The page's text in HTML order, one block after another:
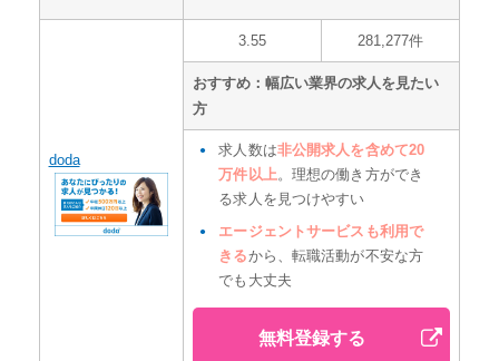
doda
3.55 281,277件
おすすめ：幅広い業界の求人を見たい
方
求人数は非公開求人を含めて20
万件以上。理想の働き方ができ
る求人を見つけやすい
エージェントサービスも利用で
きるから、転職活動が不安な方
でも大丈夫
無料登録する